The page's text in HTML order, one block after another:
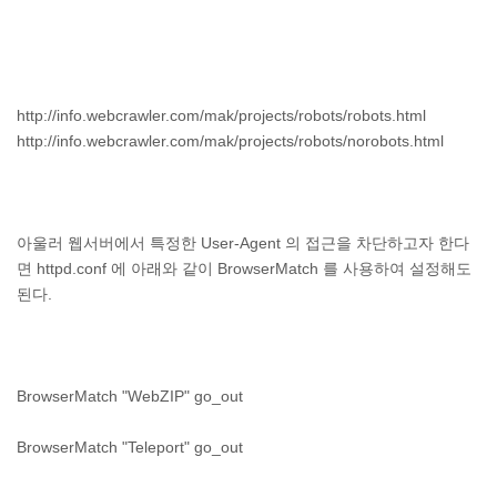
http://info.webcrawler.com/mak/projects/robots/robots.html
http://info.webcrawler.com/mak/projects/robots/norobots.html
아울러 웹서버에서 특정한 User-Agent 의 접근을 차단하고자 한다
면 httpd.conf 에 아래와 같이 BrowserMatch 를 사용하여 설정해도
된다.
BrowserMatch "WebZIP" go_out
BrowserMatch "Teleport" go_out